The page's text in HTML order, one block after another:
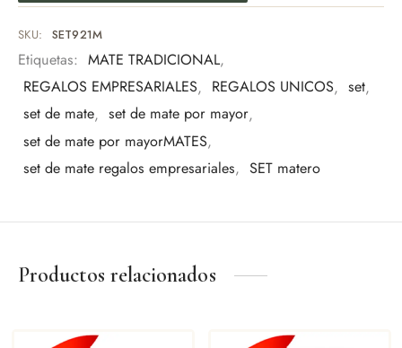
Eventos especiales
Amantes del mate
Una pieza pensada para quienes valoran los detalles y la
tradición.
Posibilidad de personalización con grabado Laser.
Posibilidad de personalización con DTFUV.
SKU: SET921M
Etiquetas: MATE TRADICIONAL,
REGALOS EMPRESARIALES, REGALOS UNICOS, set,
set de mate, set de mate por mayor,
set de mate por mayorMATES,
set de mate regalos empresariales, SET matero
Productos relacionados